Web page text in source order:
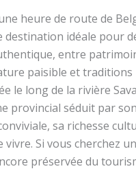
heure de route de
destination idéale pour
entre
paisible et traditions
le long de la rivière
provincial séduit par son
sa richesse
vivre. Si vous cherchez
préservée du